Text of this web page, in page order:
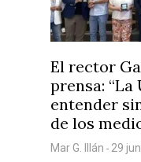
El rector
prensa: “La
entender
de los
Mar G. Illán - 29